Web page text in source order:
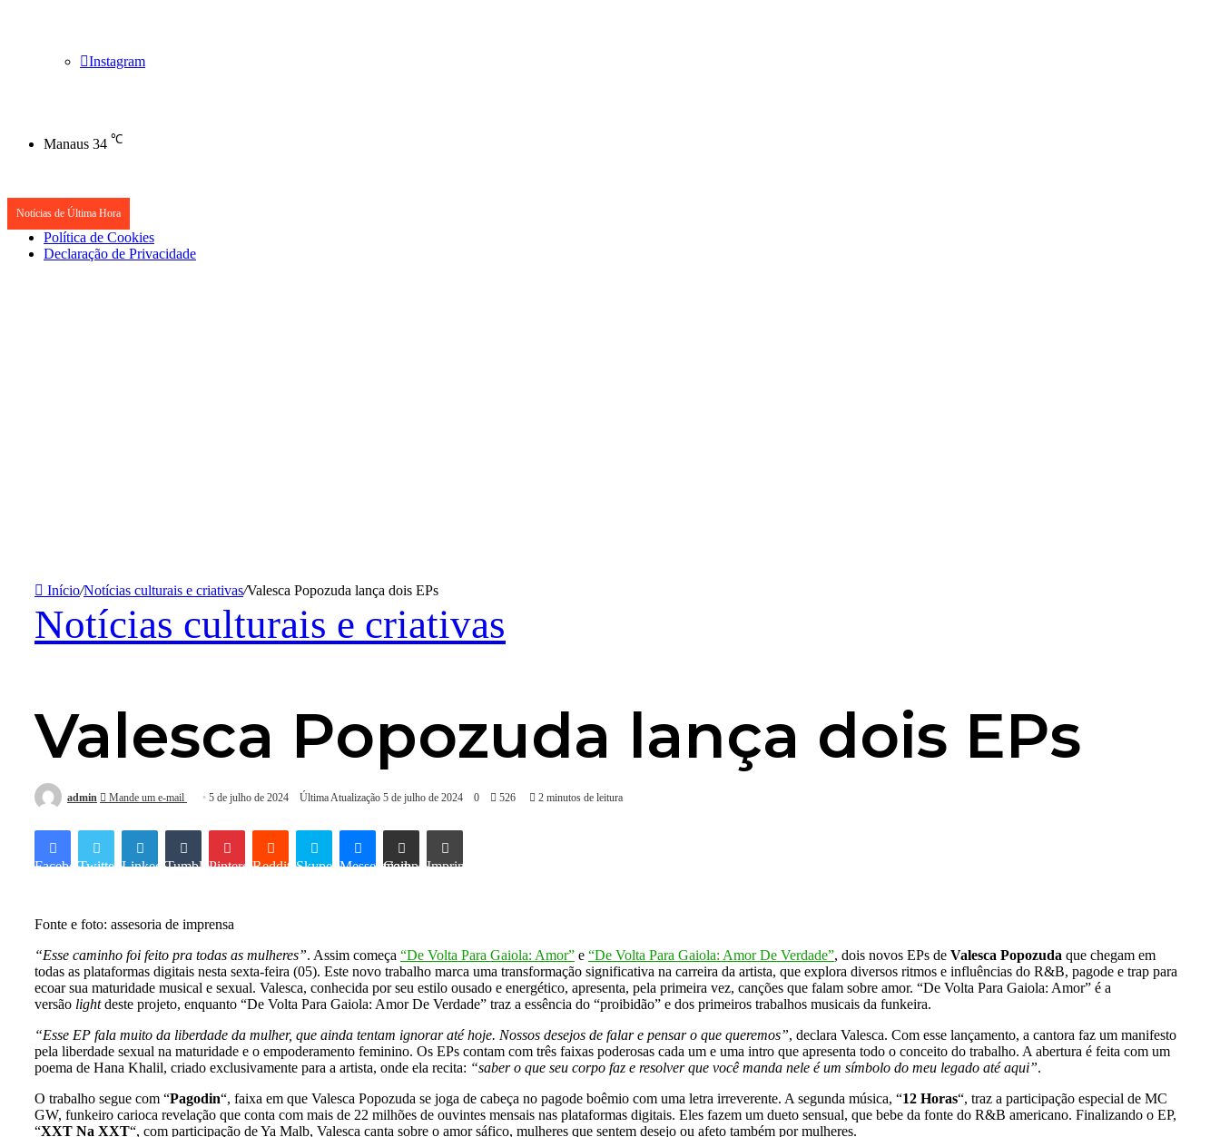
Instagram
Manaus 34 ℃
Notícias de Última Hora
Política de Cookies
Declaração de Privacidade
Início/Notícias culturais e criativas/Valesca Popozuda lança dois EPs
Notícias culturais e criativas
Valesca Popozuda lança dois EPs
admin Mande um e-mail 5 de julho de 2024 Última Atualização 5 de julho de 2024 0 526 2 minutos de leitura
FacebookTwitter LinkedinTumblr PinterestReddit Skype Messenger
Compartilhar via e-mail Imprimir
Fonte e foto: assesoria de imprensa
“Esse caminho foi feito pra todas as mulheres”. Assim começa “De Volta Para Gaiola: Amor” e “De Volta Para Gaiola: Amor De Verdade”, dois novos EPs de Valesca Popozuda que chegam em
todas as plataformas digitais nesta sexta-feira (05). Este novo trabalho marca uma transformação significativa na carreira da artista, que explora diversos ritmos e influências do R&B, pagode e trap para
ecoar sua maturidade musical e sexual. Valesca, conhecida por seu estilo ousado e energético, apresenta, pela primeira vez, canções que falam sobre amor. “De Volta Para Gaiola: Amor” é a
versão lightdeste projeto, enquanto “De Volta Para Gaiola: Amor De Verdade” traz a essência do “proibidão” e dos primeiros trabalhos musicais da funkeira.
“Esse EP fala muito da liberdade da mulher, que ainda tentam ignorar até hoje. Nossos desejos de falar e pensar o que queremos”, declara Valesca. Com esse lançamento, a cantora faz um manifesto
pela liberdade sexual na maturidade e o empoderamento feminino. Os EPs contam com três faixas poderosas cada um e uma intro que apresenta todo o conceito do trabalho. A abertura é feita com um
poema de Hana Khalil, criado exclusivamente para a artista, onde ela recita: “saber o que seu corpo faz e resolver que você manda nele é um símbolo do meu legado até aqui”.
O trabalho segue com “Pagodin“, faixa em que Valesca Popozuda se joga de cabeça no pagode boêmio com uma letra irreverente. A segunda música, “12 Horas“, traz a participação especial de MC
GW, funkeiro carioca revelação que conta com mais de 22 milhões de ouvintes mensais nas plataformas digitais. Eles fazem um dueto sensual, que bebe da fonte do R&B americano. Finalizando o EP,
“XXT Na XXT“, com participação de Ya Malb, Valesca canta sobre o amor sáfico, mulheres que sentem desejo ou afeto também por mulheres.